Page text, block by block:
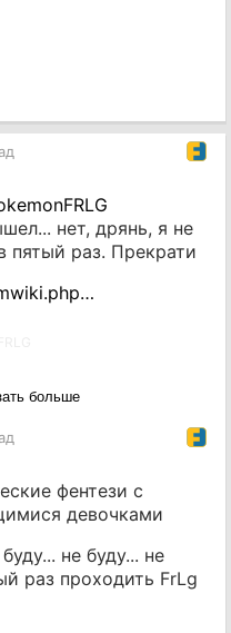
нет, дрянь, я не
пятый раз. Прекрати
больше
фентези с
девочками
не буду... не
раз проходить FrLg